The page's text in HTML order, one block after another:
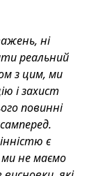
ні
реальний
з цим, ми
і захист
повинні
є
не маємо